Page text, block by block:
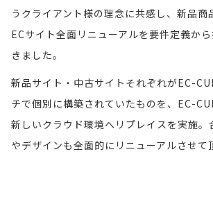
うクライアント様の理念に共感し、新品商
ECサイト全面リニューアルを要件定義か
きました。
新品サイト・中古サイトそれぞれがEC-
チで個別に構築されていたものを、EC-
新しいクラウド環境へリプレイスを実施。
やデザインも全面的にリニューアルさせて